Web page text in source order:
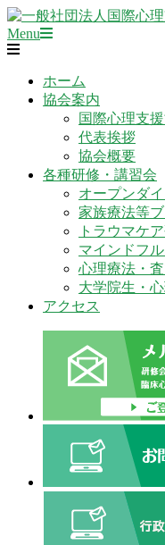
Skip
to
content
一
般
Primary
Navigation
Menu
ホーム
協会案内
国際心理支
代表挨拶
協会概要
各種研修・講習会
オープンダ
家族療法等
トラウマケ
マインドフ
心理療法・
大学院生・
アクセス